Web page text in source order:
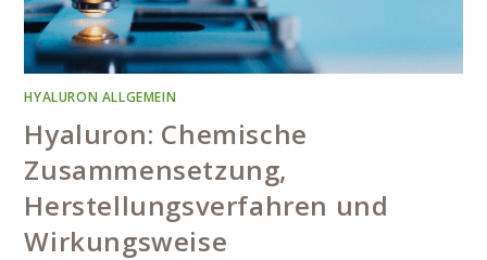
HYALURON ALLGEMEIN
Hyaluron: Chemische
Zusammensetzung,
Herstellungsverfahren und
Wirkungsweise